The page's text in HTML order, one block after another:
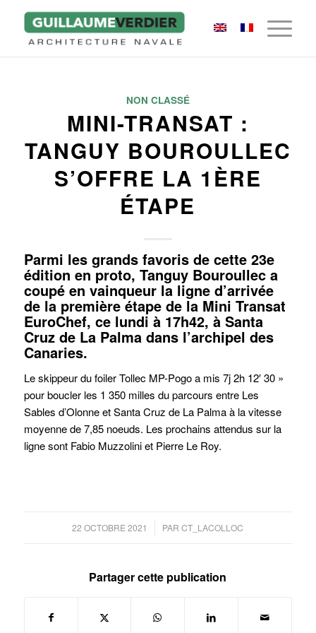
NON CLASSÉ
MINI-TRANSAT :
TANGUY BOUROULLEC
S’OFFRE LA 1ÈRE
ÉTAPE
Parmi les grands favoris de cette 23e
édition en proto, Tanguy Bouroullec a
coupé en vainqueur la ligne d’arrivée
de la première étape de la Mini Transat
EuroChef, ce lundi à 17h42, à Santa
Cruz de La Palma dans l’archipel des
Canaries.
Le skippeur du foiler Tollec MP-Pogo a mis 7j 2h 12′ 30 »
pour boucler les 1 350 milles du parcours entre Les
Sables d’Olonne et Santa Cruz de La Palma à la vitesse
moyenne de 7,85 noeuds. Les prochains attendus sur la
ligne sont Fabio Muzzolini et Pierre Le Roy.
22 OCTOBRE 2021
/ PARCT_LACOLLOC
Partager cette publication